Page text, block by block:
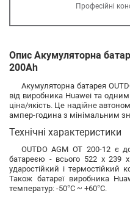
Професійні
Опис Акумуляторна
200Ah
Акумуляторна батарея
від виробника Huawei та
ціна/якість. Це надійне
ампер-година з мінімальним
Технічні характеристики
OUTDO AGM OT 200-12 є
батареєю - всього 522 х 239
ударостійкий і термостійкий
Також батареї виробника
температур: -50°C ~ +60°C.